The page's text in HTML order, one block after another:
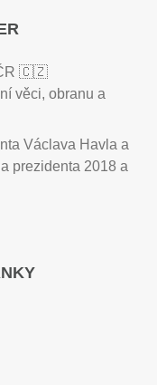
ČR 🇨🇿
věci, obranu a
Václava Havla a
prezidenta 2018 a